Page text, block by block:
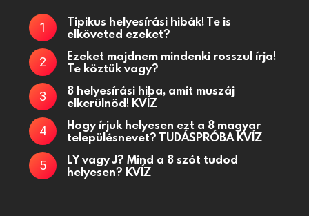
Tipikus helyesírási hibák! Te is
elköveted ezeket?
Ezeket majdnem mindenki rosszul írja!
Te köztük vagy?
8 helyesírási hiba, amit muszáj
elkerülnöd! KVÍZ
Hogy írjuk helyesen ezt a 8 magyar
településnevet? TUDÁSPRÓBA KVÍZ
LY vagy J? Mind a 8 szót tudod
helyesen? KVÍZ